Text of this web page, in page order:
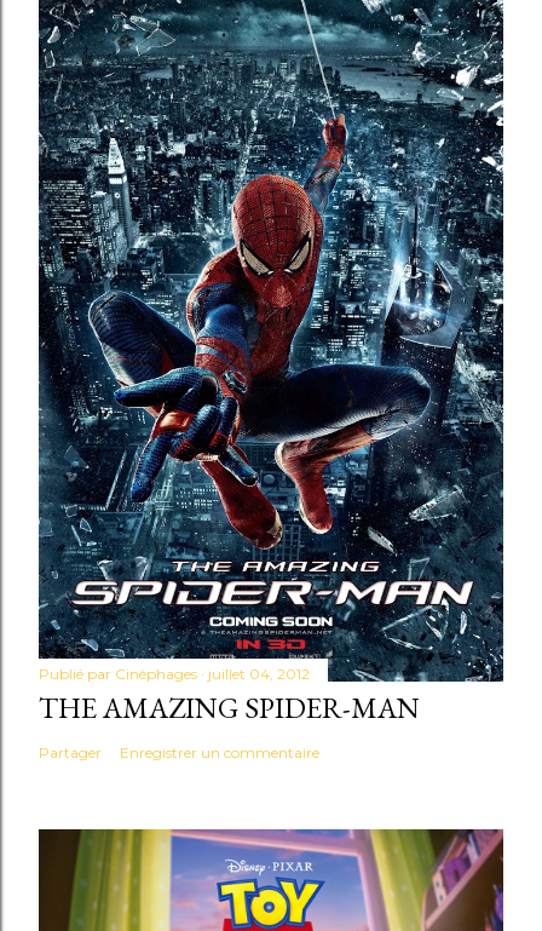
Publié par Cinéphages juillet 04, 2012
THE AMAZING SPIDER-MAN
Partager Enregistrer un commentaire